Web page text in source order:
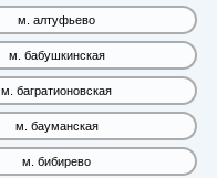
м. алтуфьево
м. бабушкинская
м. багратионовская
м. бауманская
м. бибирево